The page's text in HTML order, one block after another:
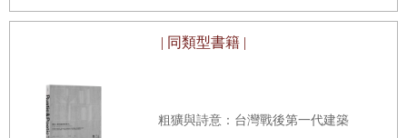
割、柏拉圖幾何與義大利現代主義的形式來創造神聖空間。
進入神曲體驗館時，映入眼簾的是兩面十幾米的高牆，入口
院。這個入口空間的設計，是來訪者脫離館外的世俗場景、
進入純淨幾何世界前的良好過渡，也對應著《神曲》的前
| 同類型書籍 |
粗獷與詩意：台灣戰後第一代建築